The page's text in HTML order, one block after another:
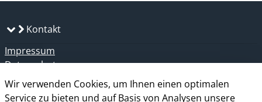
Kontakt
Impressum
Datenschutz
Kontakt
Barrierefreiheit
Wir verwenden Cookies, um Ihnen einen optimalen
Service zu bieten und auf Basis von Analysen unsere